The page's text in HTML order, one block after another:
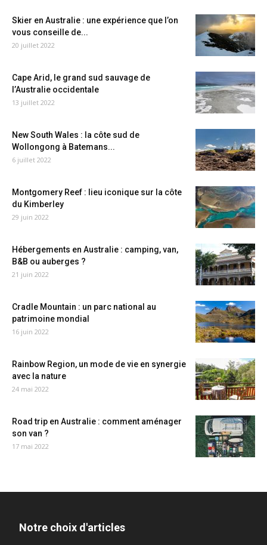
Skier en Australie : une expérience que l’on
vous conseille de...
20 juillet 2022
Cape Arid, le grand sud sauvage de
l’Australie occidentale
13 juillet 2022
New South Wales : la côte sud de
Wollongong à Batemans...
6 juillet 2022
Montgomery Reef : lieu iconique sur la côte
du Kimberley
29 juin 2022
Hébergements en Australie : camping, van,
B&B ou auberges ?
21 juin 2022
Cradle Mountain : un parc national au
patrimoine mondial
16 juin 2022
Rainbow Region, un mode de vie en synergie
avec la nature
24 mai 2022
Road trip en Australie : comment aménager
son van ?
17 mai 2022
Notre choix d'articles